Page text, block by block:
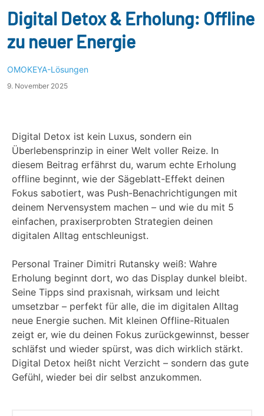
Digital Detox & Erholung: Offline
zu neuer Energie
OMOKEYA-Lösungen
9. November 2025
Digital Detox ist kein Luxus, sondern ein
Überlebensprinzip in einer Welt voller Reize. In
diesem Beitrag erfährst du, warum echte Erholung
offline beginnt, wie der Sägeblatt-Effekt deinen
Fokus sabotiert, was Push-Benachrichtigungen mit
deinem Nervensystem machen – und wie du mit 5
einfachen, praxiserprobten Strategien deinen
digitalen Alltag entschleunigst.
Personal Trainer Dimitri Rutansky weiß: Wahre
Erholung beginnt dort, wo das Display dunkel bleibt.
Seine Tipps sind praxisnah, wirksam und leicht
umsetzbar – perfekt für alle, die im digitalen Alltag
neue Energie suchen. Mit kleinen Offline-Ritualen
zeigt er, wie du deinen Fokus zurückgewinnst, besser
schläfst und wieder spürst, was dich wirklich stärkt.
Digital Detox heißt nicht Verzicht – sondern das gute
Gefühl, wieder bei dir selbst anzukommen.